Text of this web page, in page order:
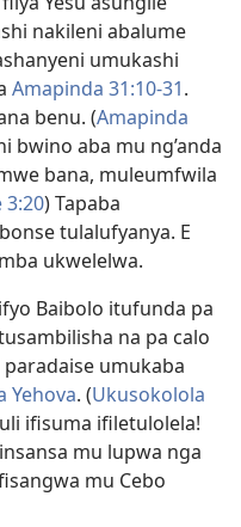
nakileni abalume
umukashi
Amapinda 31:10-31.
benu. (Amapinda
bwino aba mu ng’anda
bana, muleumfwila
3:20) Tapaba
tulalufyanya. E
ukwelelwa.
Baibolo itufunda pa
na pa calo
paradaise umukaba
Yehova. (Ukusokolola
ifisuma ifiletulolela!
mu lupwa nga
mu Cebo